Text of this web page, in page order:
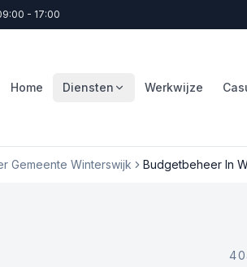
- 17:00
Home Diensten Werkwijze
Gemeente Winterswijk Budgetbeheer In